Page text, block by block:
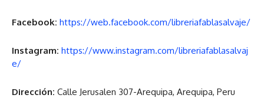
Facebook: https://web.facebook.com/libreriafablasalvaje/
Instagram: https://www.instagram.com/libreriafablasalvaj
e/
Dirección: Calle Jerusalen 307-Arequipa, Arequipa, Peru